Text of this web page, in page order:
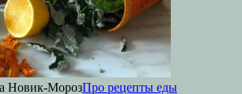
Новик-МорозПро рецепты еды